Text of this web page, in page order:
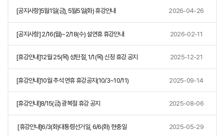
[공지사항]5월1일(금), 5월5일(화) 휴강안내 2026-04-26
[공지사항] 2/16(월)~2/18(수) 설연휴 휴강안내 2026-02-11
[휴강안내]12월 25(목) 성탄절, 1/1(목) 신정 휴강 공지 2025-12-21
[휴강안내]10월 추석 연휴 휴강공지(10/3~10/11) 2025-09-14
[휴강안내]8/15(금) 광복절 휴강 공지 2025-08-06
[휴강안내]6/3(화)대통령선거일, 6/6(화) 현충일 2025-05-29